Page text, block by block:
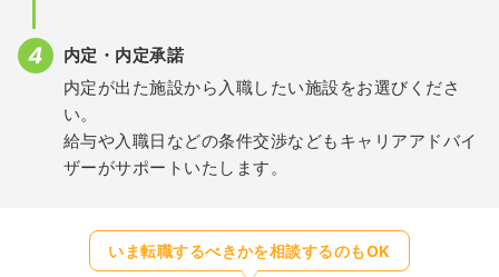
内定・内定承諾
内定が出た施設から入職したい施設をお選びくださ
い。
給与や入職日などの条件交渉などもキャリアアドバイ
ザーがサポートいたします。
いま転職するべきかを相談するのもOK